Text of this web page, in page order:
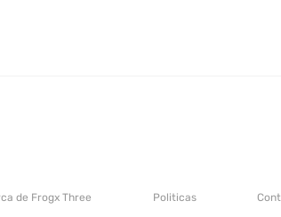
de Frogx Three Politicas